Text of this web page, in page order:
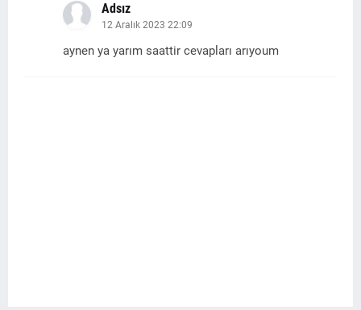
Adsız
12 Aralık 2023 22:09
aynen ya yarım saattir cevapları arıyoum